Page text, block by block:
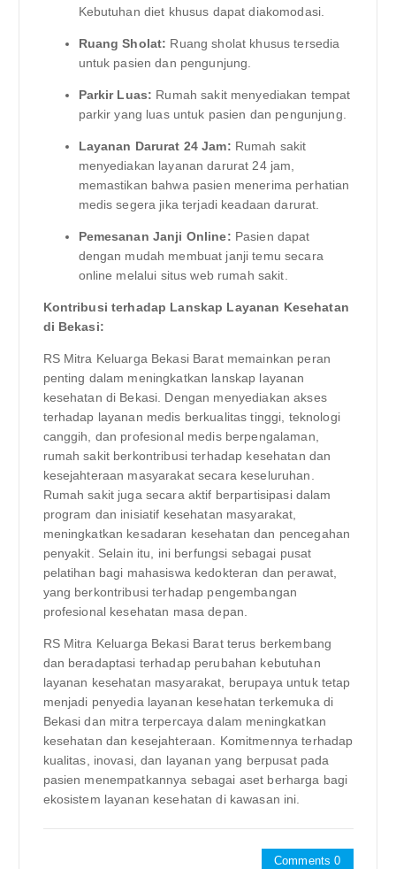
Kebutuhan diet khusus dapat diakomodasi.
Ruang Sholat: Ruang sholat khusus tersedia
untuk pasien dan pengunjung.
Parkir Luas: Rumah sakit menyediakan tempat
parkir yang luas untuk pasien dan pengunjung.
Layanan Darurat 24 Jam: Rumah sakit
menyediakan layanan darurat 24 jam,
memastikan bahwa pasien menerima perhatian
medis segera jika terjadi keadaan darurat.
Pemesanan Janji Online: Pasien dapat
dengan mudah membuat janji temu secara
online melalui situs web rumah sakit.
Kontribusi terhadap Lanskap Layanan Kesehatan
di Bekasi:
RS Mitra Keluarga Bekasi Barat memainkan peran
penting dalam meningkatkan lanskap layanan
kesehatan di Bekasi. Dengan menyediakan akses
terhadap layanan medis berkualitas tinggi, teknologi
canggih, dan profesional medis berpengalaman,
rumah sakit berkontribusi terhadap kesehatan dan
kesejahteraan masyarakat secara keseluruhan.
Rumah sakit juga secara aktif berpartisipasi dalam
program dan inisiatif kesehatan masyarakat,
meningkatkan kesadaran kesehatan dan pencegahan
penyakit. Selain itu, ini berfungsi sebagai pusat
pelatihan bagi mahasiswa kedokteran dan perawat,
yang berkontribusi terhadap pengembangan
profesional kesehatan masa depan.
RS Mitra Keluarga Bekasi Barat terus berkembang
dan beradaptasi terhadap perubahan kebutuhan
layanan kesehatan masyarakat, berupaya untuk tetap
menjadi penyedia layanan kesehatan terkemuka di
Bekasi dan mitra terpercaya dalam meningkatkan
kesehatan dan kesejahteraan. Komitmennya terhadap
kualitas, inovasi, dan layanan yang berpusat pada
pasien menempatkannya sebagai aset berharga bagi
ekosistem layanan kesehatan di kawasan ini.
Comments 0